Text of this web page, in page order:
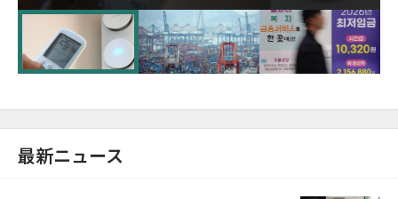
に需給対応体制を点検
最新ニュース